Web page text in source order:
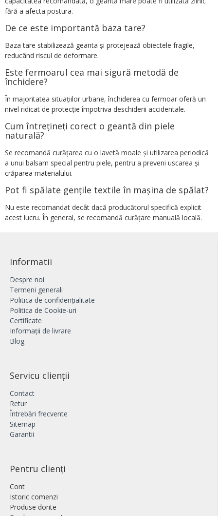
fără a afecta postura.
De ce este importantă baza tare?
Baza tare stabilizează geanta și protejează obiectele fragile,
reducând riscul de deformare.
Este fermoarul cea mai sigură metodă de
închidere?
În majoritatea situațiilor urbane, închiderea cu fermoar oferă un
nivel ridicat de protecție împotriva deschiderii accidentale.
Cum întrețineți corect o geantă din piele
naturală?
Se recomandă curățarea cu o lavetă moale și utilizarea periodică
a unui balsam special pentru piele, pentru a preveni uscarea și
crăparea materialului.
Pot fi spălate gențile textile în mașina de spălat?
Nu este recomandat decât dacă producătorul specifică explicit
acest lucru. În general, se recomandă curățare manuală locală.
Informatii
Despre noi
Termeni generali
Politica de confidențialitate
Politica de Cookie-uri
Certificate
Informații de livrare
Blog
Servicu clienții
Contact
Retur
Întrebări frecvente
Sitemap
Garantii
Pentru clienți
Cont
Istoric comenzi
Produse dorite